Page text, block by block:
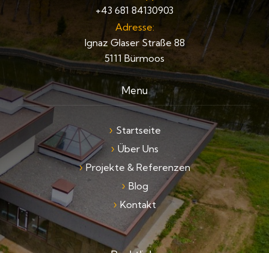
+43 681 84130903
Adresse:
Ignaz Glaser Straße 88
5111 Bürmoos
Menu
Startseite
Über Uns
Projekte & Referenzen
Blog
Kontakt